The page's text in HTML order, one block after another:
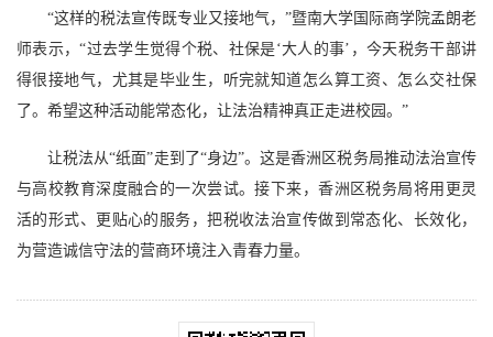
“这样的税法宣传既专业又接地气，”暨南大学国际商学院孟朗老
师表示，“过去学生觉得个税、社保是‘大人的事’，今天税务干部讲
得很接地气，尤其是毕业生，听完就知道怎么算工资、怎么交社保
了。希望这种活动能常态化，让法治精神真正走进校园。”
让税法从“纸面”走到了“身边”。这是香洲区税务局推动法治宣传
与高校教育深度融合的一次尝试。接下来，香洲区税务局将用更灵
活的形式、更贴心的服务，把税收法治宣传做到常态化、长效化，
为营造诚信守法的营商环境注入青春力量。